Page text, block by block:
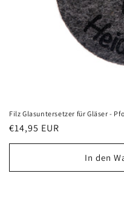
Filz Glasuntersetzer für Gläser -
Normaler
Preis
€14,95 EUR
In den